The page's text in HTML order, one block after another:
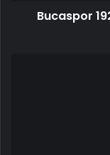
Bucaspor